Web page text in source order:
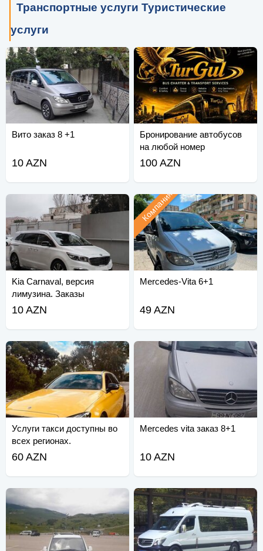
Транспортные услуги Туристические
услуги
Вито заказ 8 +1
10 AZN
Бронирование автобусов
на любой номер
100 AZN
Kia Carnaval, версия
лимузина. Заказы
принимаются.
10 AZN
Mercedes-Vita 6+1
Компания
49 AZN
Услуги такси доступны во
всех регионах.
60 AZN
Mercedes vita заказ 8+1
10 AZN